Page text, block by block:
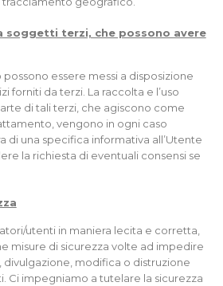
soggetti terzi, che possono avere
essere messi a disposizione
forniti da terzi. La raccolta e l’uso
di tali terzi, che agiscono come
vengono in ogni caso
di una specifica informativa all’Utente
la richiesta di eventuali consensi se
utenti in maniera lecita e corretta,
misure di sicurezza volte ad impedire
divulgazione, modifica o distruzione
Ci impegniamo a tutelare la sicurezza